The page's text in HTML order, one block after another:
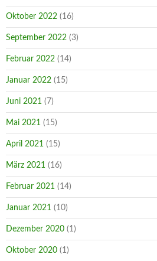
Oktober 2022 (16)
September 2022 (3)
Februar 2022 (14)
Januar 2022 (15)
Juni 2021 (7)
Mai 2021 (15)
April 2021 (15)
März 2021 (16)
Februar 2021 (14)
Januar 2021 (10)
Dezember 2020 (1)
Oktober 2020 (1)